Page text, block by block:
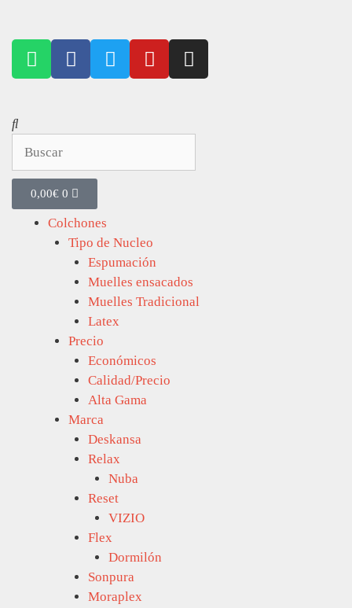
0,00€ 0
Colchones
Tipo de Nucleo
Espumación
Muelles ensacados
Muelles Tradicional
Latex
Precio
Económicos
Calidad/Precio
Alta Gama
Marca
Deskansa
Relax
Nuba
Reset
VIZIO
Flex
Dormilón
Sonpura
Moraplex